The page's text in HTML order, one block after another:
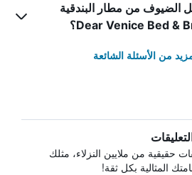
الضيوف من مطار البندقية
من الأسئلة الشائعة
حقيقية من ملايين النزلاء، مثلك
المثالية بكل ثقة!